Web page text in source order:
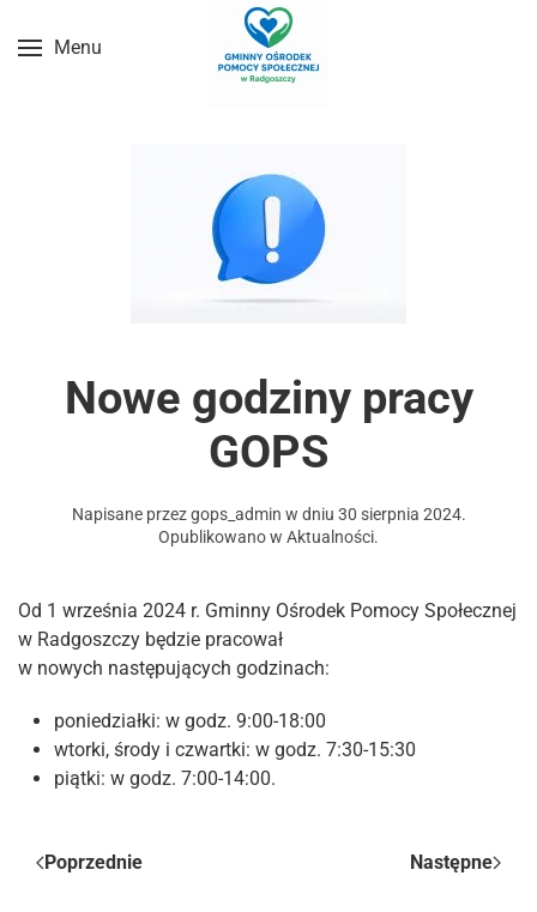
Przejdź do treści głównej
Menu
Nowe godziny pracy
GOPS
Napisane przezgops_admin w dniu 30 sierpnia 2024.
Opublikowano w Aktualności.
Od 1 września 2024 r. Gminny Ośrodek Pomocy Społecznej
w Radgoszczy będzie pracował
w nowych następujących godzinach:
poniedziałki: w godz. 9:00-18:00
wtorki, środy i czwartki: w godz. 7:30-15:30
piątki: w godz. 7:00-14:00.
Poprzednie Następne